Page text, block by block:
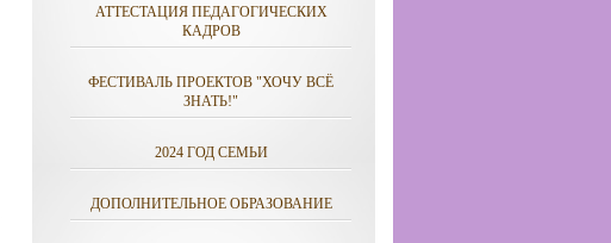
АТТЕСТАЦИЯ ПЕДАГОГИЧЕСКИХ
КАДРОВ
ФЕСТИВАЛЬ ПРОЕКТОВ "ХОЧУ ВСЁ
ЗНАТЬ!"
2024 ГОД СЕМЬИ
ДОПОЛНИТЕЛЬНОЕ ОБРАЗОВАНИЕ